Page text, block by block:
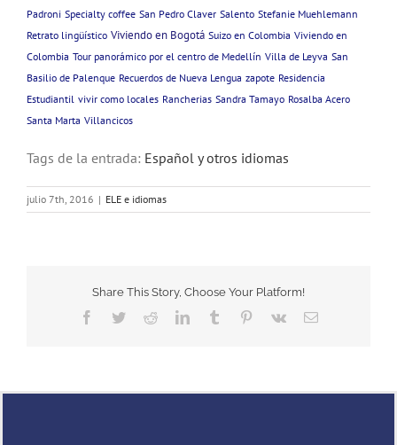
Padroni Specialty coffee San Pedro Claver Salento Stefanie Muehlemann
Retrato lingüístico Viviendo en Bogotá Suizo en Colombia Viviendo en
Colombia Tour panorámico por el centro de Medellín Villa de Leyva San
Basilio de Palenque Recuerdos de Nueva Lengua zapote Residencia
Estudiantil vivir como locales Rancherias Sandra Tamayo Rosalba Acero
Santa Marta Villancicos
Tags de la entrada: Español y otros idiomas
julio 7th, 2016 | ELE e idiomas
Share This Story, Choose Your Platform!
Facebook
TwitterRedditLinkedInTumblr Pinterest
Vk Email